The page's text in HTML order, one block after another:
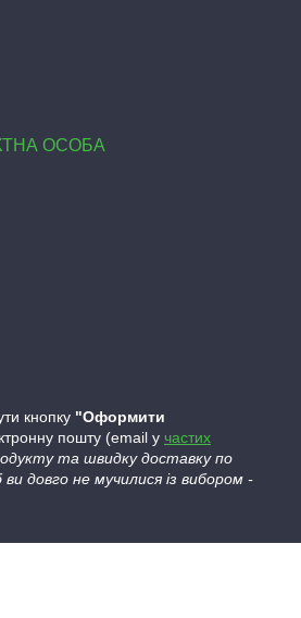
кнопку "Оформити
пошту (email у частих
та швидку доставку по
довго не мучилися із вибором -